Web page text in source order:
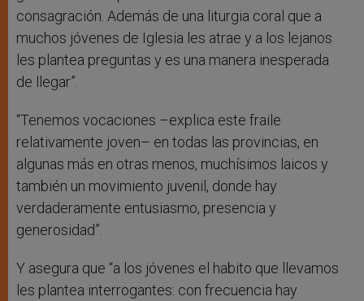
consagración. Además de una liturgia coral que a
muchos jóvenes de Iglesia les atrae y a los lejanos
les plantea preguntas y es una manera inesperada
de llegar”.
“Tenemos vocaciones –explica este fraile
relativamente joven– en todas las provincias, en
algunas más en otras menos, muchísimos laicos y
también un movimiento juvenil, donde hay
verdaderamente entusiasmo, presencia y
generosidad”.
Y asegura que “a los jóvenes el habito que llevamos
les plantea interrogantes: con frecuencia hay